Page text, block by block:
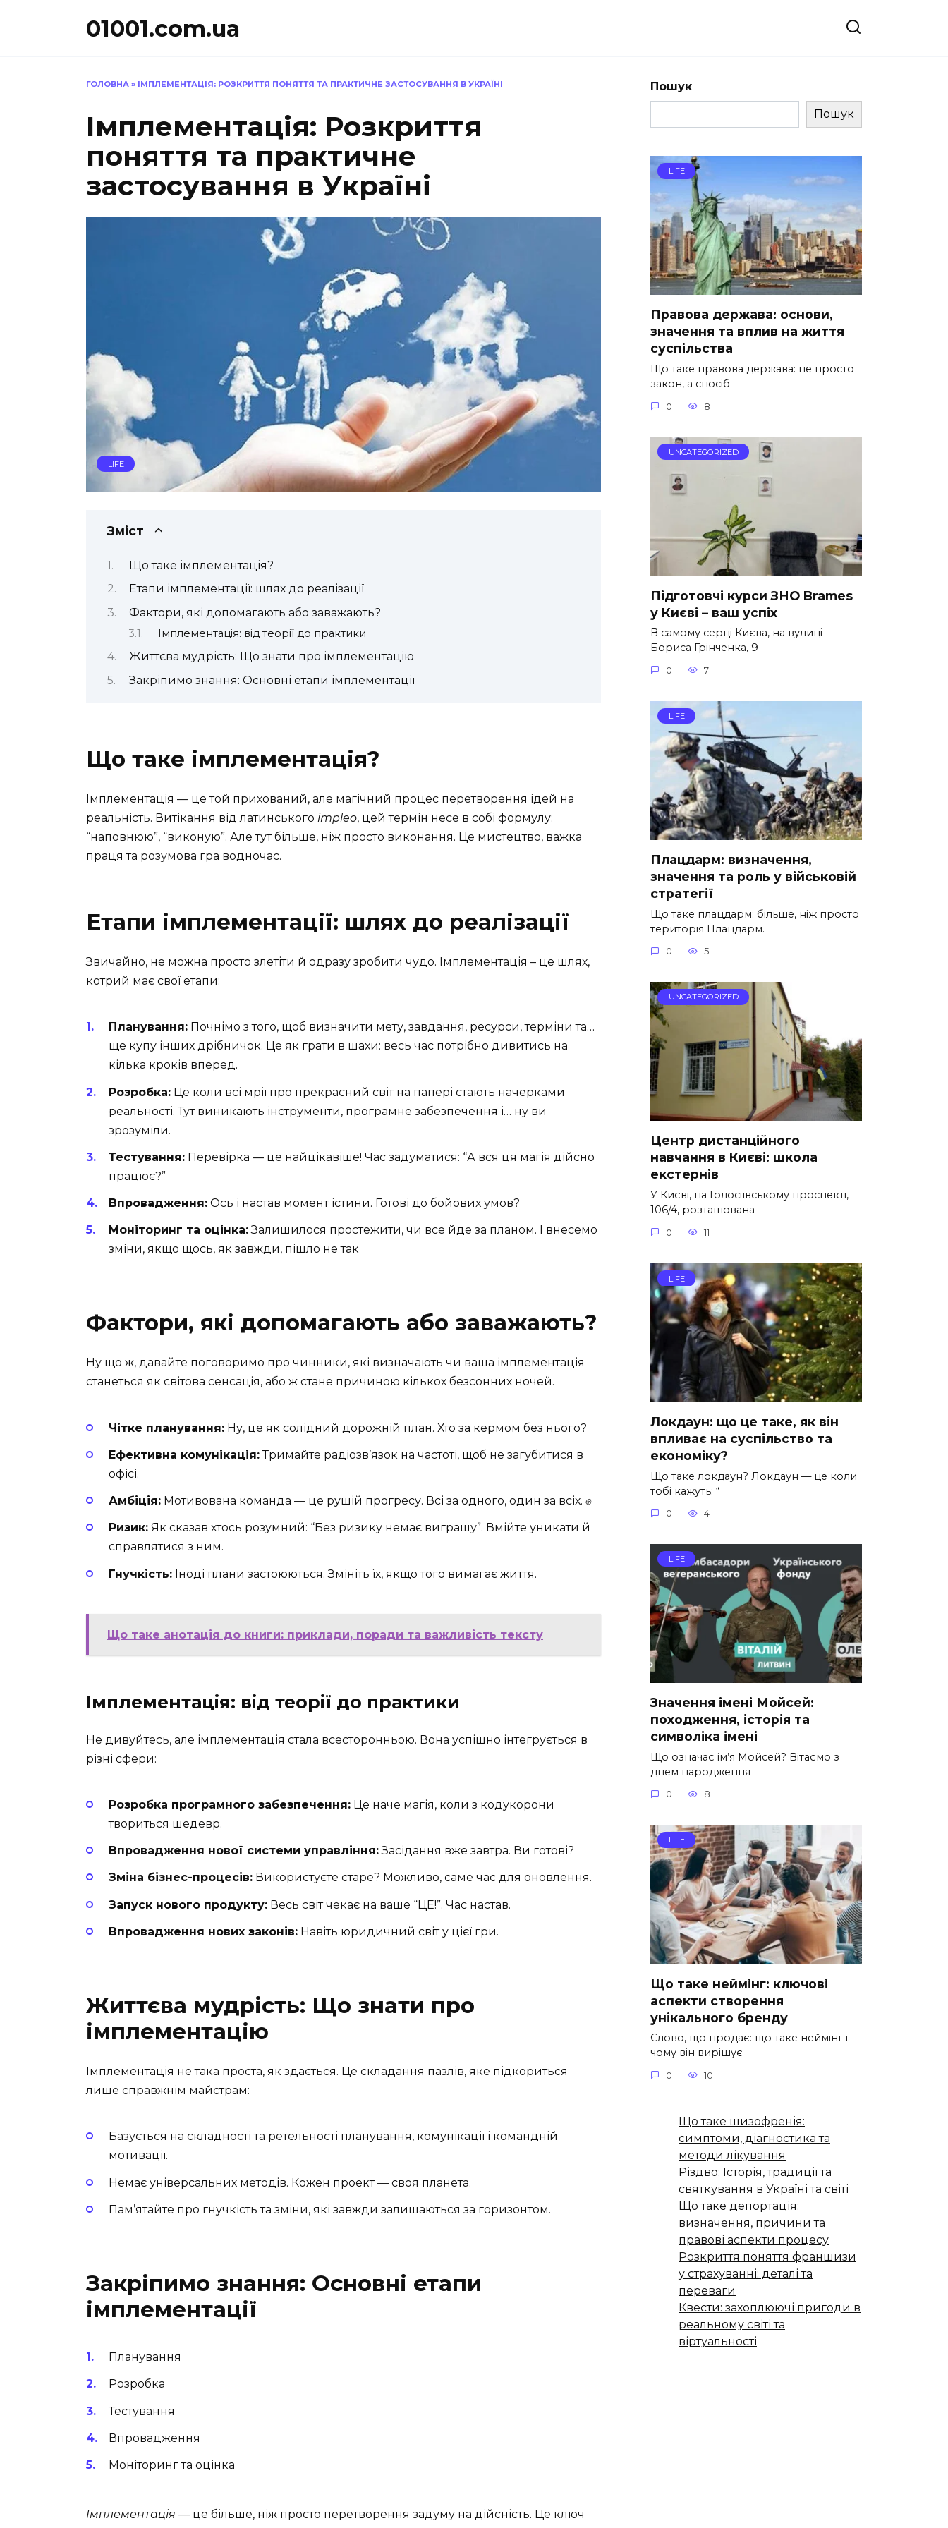
01001.com.ua
ГОЛОВНА » ІМПЛЕМЕНТАЦІЯ: РОЗКРИТТЯ ПОНЯТТЯ ТА ПРАКТИЧНЕ ЗАСТОСУВАННЯ В УКРАЇНІ
Імплементація: Розкриття
поняття та практичне
застосування в Україні
LIFE
Зміст
Що таке імплементація?
Етапи імплементації: шлях до реалізації
Фактори, які допомагають або заважають?
Імплементація: від теорії до практики
Життєва мудрість: Що знати про імплементацію
Закріпимо знання: Основні етапи імплементації
Що таке імплементація?
Імплементація — це той прихований, але магічний процес перетворення ідей на
реальність. Витікання від латинського impleo, цей термін несе в собі формулу:
“наповнюю”, “виконую”. Але тут більше, ніж просто виконання. Це мистецтво, важка
праця та розумова гра водночас.
Етапи імплементації: шлях до реалізації
Звичайно, не можна просто злетіти й одразу зробити чудо. Імплементація – це шлях,
котрий має свої етапи:
Планування: Почнімо з того, щоб визначити мету, завдання, ресурси, терміни та…
ще купу інших дрібничок. Це як грати в шахи: весь час потрібно дивитись на
кілька кроків вперед.
Розробка: Це коли всі мрії про прекрасний світ на папері стають начерками
реальності. Тут виникають інструменти, програмне забезпечення і… ну ви
зрозуміли.
Тестування: Перевірка — це найцікавіше! Час задуматися: “А вся ця магія дійсно
працює?”
Впровадження: Ось і настав момент істини. Готові до бойових умов?
Моніторинг та оцінка:Залишилося простежити, чи все йде за планом. І внесемо
зміни, якщо щось, як завжди, пішло не так
Фактори, які допомагають або заважають?
Ну що ж, давайте поговоримо про чинники, які визначають чи ваша імплементація
станеться як світова сенсація, або ж стане причиною кількох безсонних ночей.
Чітке планування: Ну, це як солідний дорожній план. Хто за кермом без нього?
Ефективна комунікація:Тримайте радіозв’язок на частоті, щоб не загубитися в
офісі.
Амбіція: Мотивована команда — це рушій прогресу. Всі за одного, один за всіх. ✊
Ризик: Як сказав хтось розумний: “Без ризику немає виграшу”. Вмійте уникати й
справлятися з ним.
Гнучкість: Іноді плани застоюються. Змініть їх, якщо того вимагає життя.
Що таке анотація до книги: приклади, поради та важливість тексту
Імплементація: від теорії до практики
Не дивуйтесь, але імплементація стала всесторонньою. Вона успішно інтегрується в
різні сфери:
Розробка програмного забезпечення: Це наче магія, коли з кодукорони
твориться шедевр.
Впровадження нової системи управління:Засідання вже завтра. Ви готові?
Зміна бізнес-процесів: Використуєте старе? Можливо, саме час для оновлення.
Запуск нового продукту: Весь світ чекає на ваше “ЦЕ!”. Час настав.
Впровадження нових законів: Навіть юридичний світ у цієї гри.
Життєва мудрість: Що знати про
імплементацію
Імплементація не така проста, як здається. Це складання пазлів, яке підкориться
лише справжнім майстрам:
Базується на складності та ретельності планування, комунікації і командній
мотивації.
Немає універсальних методів. Кожен проект — своя планета.
Пам’ятайте про гнучкість та зміни, які завжди залишаються за горизонтом.
Закріпимо знання: Основні етапи
імплементації
Планування
Розробка
Тестування
Впровадження
Моніторинг та оцінка
Імплементація — це більше, ніж просто перетворення задуму на дійсність. Це ключ
Пошук
Пошук
LIFE
Правова держава: основи,
значення та вплив на життя
суспільства
Що таке правова держава: не просто
закон, а спосіб
0 8
UNCATEGORIZED
Підготовчі курси ЗНО Brames
у Києві – ваш успіх
В самому серці Києва, на вулиці
Бориса Грінченка, 9
0 7
LIFE
Плацдарм: визначення,
значення та роль у військовій
стратегії
Що таке плацдарм: більше, ніж просто
територія Плацдарм.
0 5
UNCATEGORIZED
Центр дистанційного
навчання в Києві: школа
екстернів
У Києві, на Голосіївському проспекті,
106/4, розташована
0 11
LIFE
Локдаун: що це таке, як він
впливає на суспільство та
економіку?
Що таке локдаун? Локдаун — це коли
тобі кажуть: “
0 4
LIFE
Значення імені Мойсей:
походження, історія та
символіка імені
Що означає ім’я Мойсей? Вітаємо з
днем народження
0 8
LIFE
Що таке неймінг: ключові
аспекти створення
унікального бренду
Слово, що продає: що таке неймінг і
чому він вирішує
0 10
Що таке шизофренія:
симптоми, діагностика та
методи лікування
Різдво: Історія, традиції та
святкування в Україні та світі
Що таке депортація:
визначення, причини та
правові аспекти процесу
Розкриття поняття франшизи
у страхуванні: деталі та
переваги
Квести: захоплюючі пригоди в
реальному світі та
віртуальності